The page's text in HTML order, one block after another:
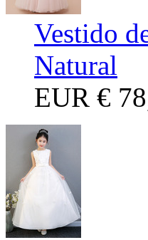
Vestido
Natural
EUR €